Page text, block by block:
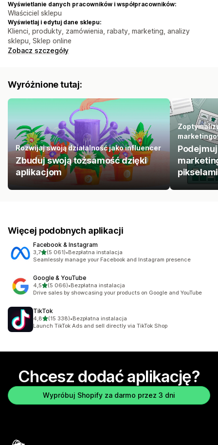
Wyświetlanie danych pracowników i współpracowników:
Właściciel sklepu
Wyświetlaj i edytuj dane sklepu:
Klienci, produkty, zamówienia, rabaty, marketing, analizy
sklepu, Sklep online
Zobacz szczegóły
Wyróżnione tutaj:
Rozwijaj swoją działalność jako influencer
Zbuduj swoją tożsamość dzięki
aplikacjom
Więcej podobnych aplikacji
Facebook & Instagram
3,7na 5 gwiazdek
(5 061)
Łączna liczba recenzji: 5061
•Bezpłatna instalacja
Seamlessly manage your Facebook and Instagram presence
Google & YouTube
4,5na 5 gwiazdek
(5 066)
Łączna liczba recenzji: 5066
•Bezpłatna instalacja
Drive sales by showcasing your products on Google and YouTube
TikTok
4,8na 5 gwiazdek
(15 338)
Łączna liczba recenzji: 15338
•Bezpłatna instalacja
Launch TikTok Ads and sell directly via TikTok Shop
Chcesz dodać aplikację?
Wypróbuj Shopify za darmo przez 3 dni